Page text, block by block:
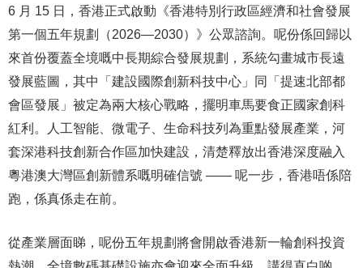
6 月 15 日，香港正式啟動《香港特別行政區經濟和社會發展
第一個五年規劃（2026—2030）》公眾諮詢。呢份係回歸以
來首份覆蓋全境嘅中長期綜合發展規劃，系統勾畫城市長遠
發展藍圖，其中「建設國際創新科技中心」同「提速北部都
會區發展」被定為兩大核心戰略，擺明車馬要食正國家創科
紅利。人工智能、微電子、生命科技列為重點發展產業，河
套深港科技創新合作區加快建設，清楚釋放出香港深度融入
粵港澳大灣區創新體系嘅明確信號 —— 呢一步，香港唔係陪
跑，係真係走在前。
從產業層面睇，呢份五年規劃將會開啟香港新一輪創科投資